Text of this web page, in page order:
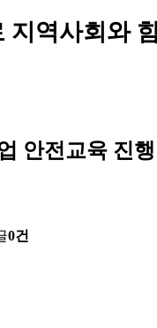
지역사회와
안전교육 진행
0건